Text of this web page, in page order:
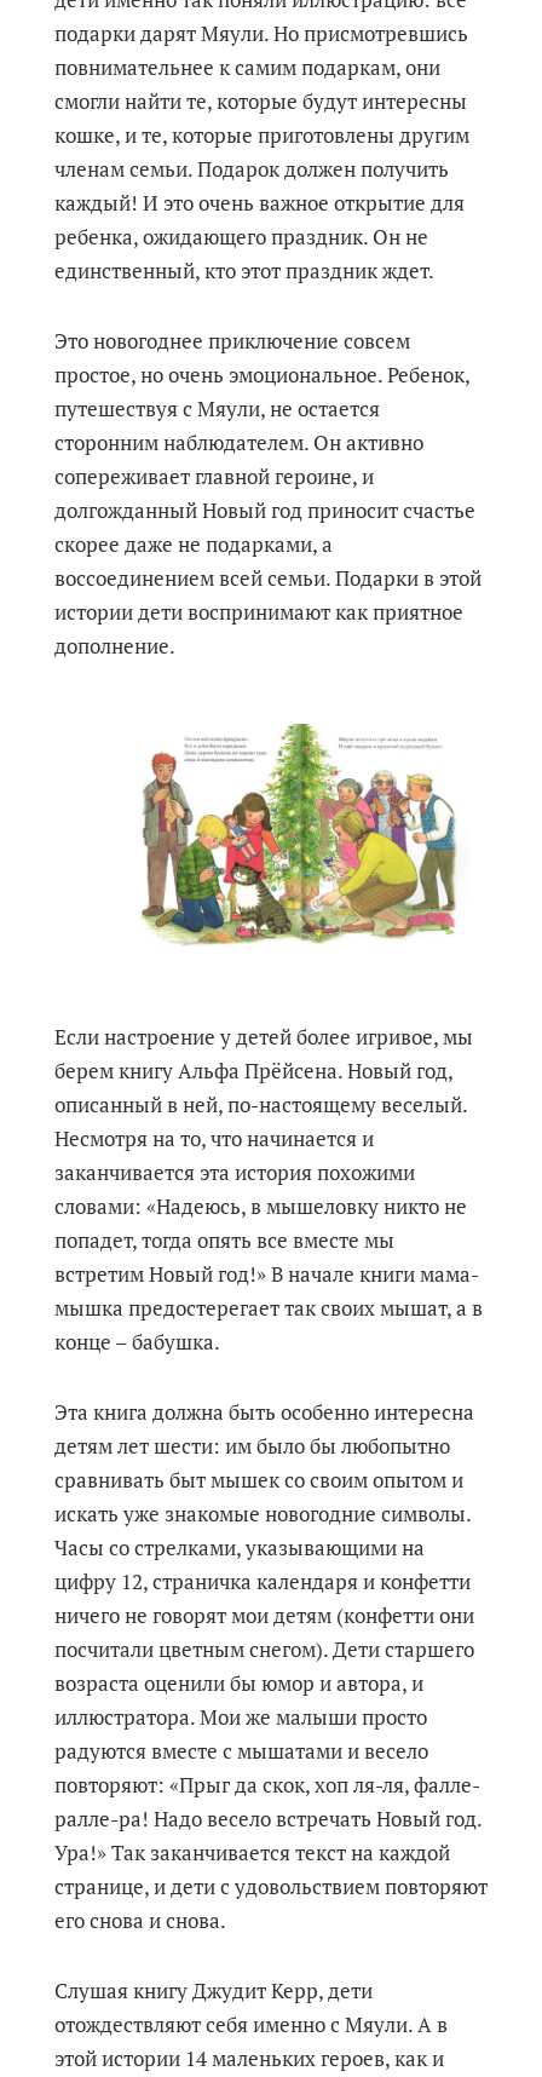
подарки дарят Мяули. Но присмотревшись
повнимательнее к самим подаркам, они
смогли найти те, которые будут интересны
кошке, и те, которые приготовлены другим
членам семьи. Подарок должен получить
каждый! И это очень важное открытие для
ребенка, ожидающего праздник. Он не
единственный, кто этот праздник ждет.
Это новогоднее приключение совсем
простое, но очень эмоциональное. Ребенок,
путешествуя с Мяули, не остается
сторонним наблюдателем. Он активно
сопереживает главной героине, и
долгожданный Новый год приносит счастье
скорее даже не подарками, а
воссоединением всей семьи. Подарки в этой
истории дети воспринимают как приятное
дополнение.
Если настроение у детей более игривое, мы
берем книгу Альфа Прёйсена. Новый год,
описанный в ней, по-настоящему веселый.
Несмотря на то, что начинается и
заканчивается эта история похожими
словами: «Надеюсь, в мышеловку никто не
попадет, тогда опять все вместе мы
встретим Новый год!» В начале книги мама-
мышка предостерегает так своих мышат, а в
конце – бабушка.
Эта книга должна быть особенно интересна
детям лет шести: им было бы любопытно
сравнивать быт мышек со своим опытом и
искать уже знакомые новогодние символы.
Часы со стрелками, указывающими на
цифру 12, страничка календаря и конфетти
ничего не говорят мои детям (конфетти они
посчитали цветным снегом). Дети старшего
возраста оценили бы юмор и автора, и
иллюстратора. Мои же малыши просто
радуются вместе с мышатами и весело
повторяют: «Прыг да скок, хоп ля-ля, фалле-
ралле-ра! Надо весело встречать Новый год.
Ура!» Так заканчивается текст на каждой
странице, и дети с удовольствием повторяют
его снова и снова.
Слушая книгу Джудит Керр, дети
отождествляют себя именно с Мяули. А в
этой истории 14 маленьких героев, как и